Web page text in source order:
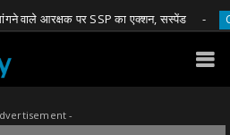
पर SSP का एक्शन, सस्पेंड
-